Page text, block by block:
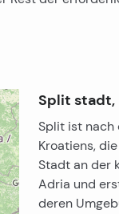
Split stadt,
Split ist nach
Kroatiens,
Stadt an der
Adria und
deren